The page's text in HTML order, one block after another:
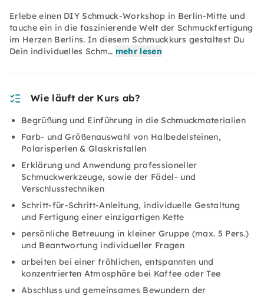
Erlebe einen DIY Schmuck-Workshop in Berlin-Mitte und
tauche ein in die faszinierende Welt der Schmuckfertigung
im Herzen Berlins. In diesem Schmuckkurs gestaltest Du
Dein individuelles Schm… mehr lesen
Wie läuft der Kurs ab?
Begrüßung und Einführung in die Schmuckmaterialien
Farb- und Größenauswahl von Halbedelsteinen,
Polarisperlen & Glaskristallen
Erklärung und Anwendung professioneller
Schmuckwerkzeuge, sowie der Fädel- und
Verschlusstechniken
Schritt-für-Schritt-Anleitung, individuelle Gestaltung
und Fertigung einer einzigartigen Kette
persönliche Betreuung in kleiner Gruppe (max. 5 Pers.)
und Beantwortung individueller Fragen
arbeiten bei einer fröhlichen, entspannten und
konzentrierten Atmosphäre bei Kaffee oder Tee
Abschluss und gemeinsames Bewundern der